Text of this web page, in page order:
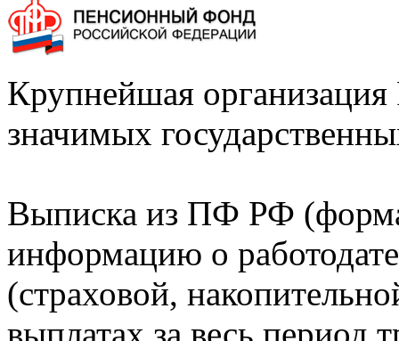
Крупнейшая
значимых
Выписка из ПФ РФ
информацию о
(страховой,
выплатах за весь период